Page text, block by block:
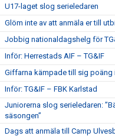
U17-laget slog serieledaren
Glöm inte av att anmäla er till
Jobbig nationaldagshelg för
Inför: Herrestads AIF – TG&IF
Giffarna kämpade till sig poäng
Inför: TG&IF – FBK Karlstad
Juniorerna slog serieledaren:
säsongen”
Dags att anmäla till Camp